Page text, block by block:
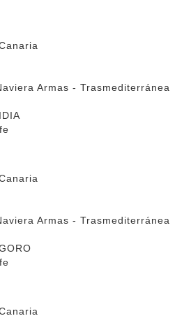
Armas - Trasmediterránea
Armas - Trasmediterránea